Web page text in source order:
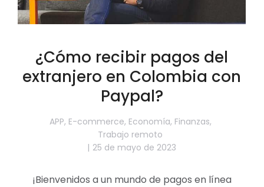
¿Cómo recibir pagos del
extranjero en Colombia con
Paypal?
APP, E-commerce, Economía, Finanzas,
Trabajo remoto
25 de mayo de 2023
¡Bienvenidos a un mundo de pagos en línea